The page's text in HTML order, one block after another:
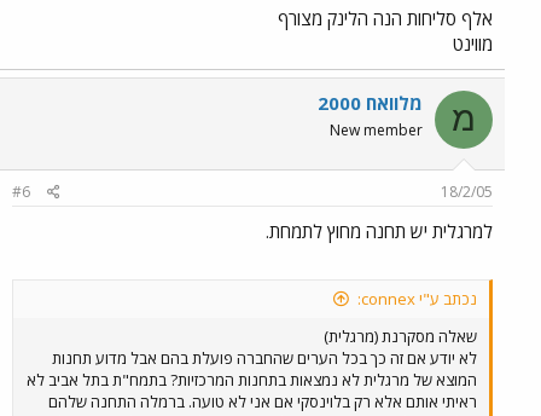
אלף סליחות הנה הלינק מצורף
מווינט
מ מלוואח 2000
New member
18/2/05
#6
למרגלית יש תחנה מחוץ לתמחת.
נכתב ע"י connex:
שאלה מסקרנת (מרגלית)
לא יודע אם זה כך בכל הערים שהחברה פועלת בהם אבל מדוע תחנות
המוצא של מרגלית לא נמצאות בתחנות המרכזיות? בתמח"ת בתל אביב לא
ראיתי אותם אלא רק בלוינסקי אם אני לא טועה. ברמלה התחנה שלהם